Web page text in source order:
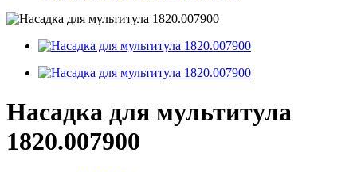
Насадка для мультитула
1820.007900